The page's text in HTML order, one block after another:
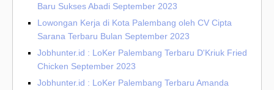
Baru Sukses Abadi September 2023
Lowongan Kerja di Kota Palembang oleh CV Cipta
Sarana Terbaru Bulan September 2023
Jobhunter.id : LoKer Palembang Terbaru D'Kriuk Fried
Chicken September 2023
Jobhunter.id : LoKer Palembang Terbaru Amanda